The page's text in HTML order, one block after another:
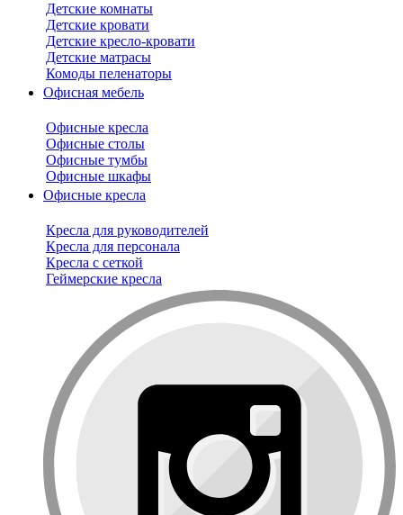
Детские комнаты
Детские кровати
Детские кресло-кровати
Детские матрасы
Комоды пеленаторы
Офисная мебель
Офисные кресла
Офисные столы
Офисные тумбы
Офисные шкафы
Офисные кресла
Кресла для руководителей
Кресла для персонала
Кресла с сеткой
Геймерские кресла